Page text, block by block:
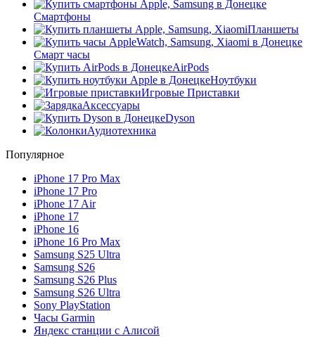
Смартфоны
Планшеты
Смарт часы
AirPods
Ноутбуки
Игровые Приставки
Аксессуары
Dyson
Аудиотехника
Популярное
iPhone 17 Pro Max
iPhone 17 Pro
iPhone 17 Air
iPhone 17
iPhone 16
iPhone 16 Pro Max
Samsung S25 Ultra
Samsung S26
Samsung S26 Plus
Samsung S26 Ultra
Sony PlayStation
Часы Garmin
Яндекс станции с Алисой